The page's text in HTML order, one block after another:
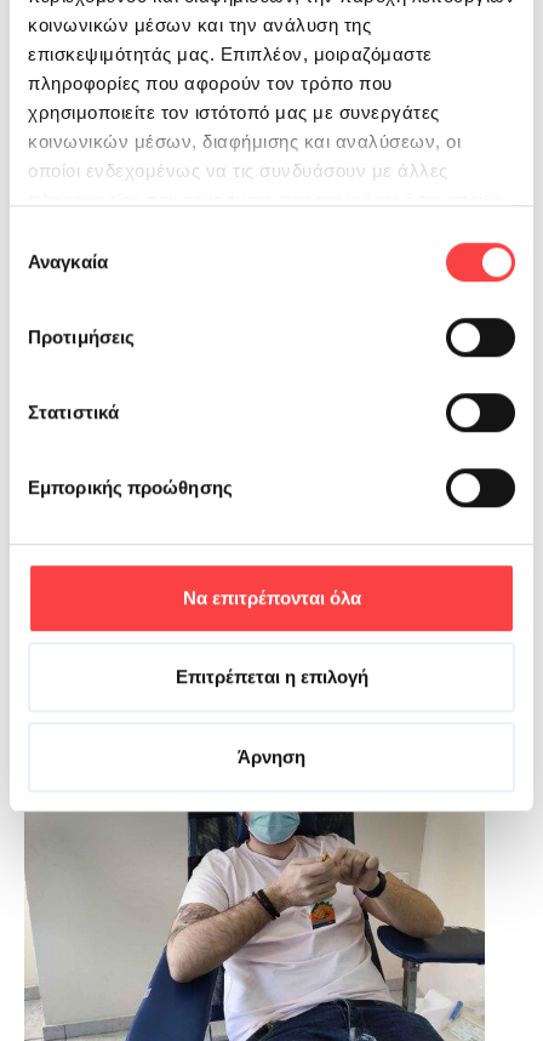
κοινωνικών μέσων και την ανάλυση της
επισκεψιμότητάς μας. Επιπλέον, μοιραζόμαστε
πληροφορίες που αφορούν τον τρόπο που
χρησιμοποιείτε τον ιστότοπό μας με συνεργάτες
κοινωνικών μέσων, διαφήμισης και αναλύσεων, οι
οποίοι ενδεχομένως να τις συνδυάσουν με άλλες
των υπηρεσιών τους.
συγκατάθεσης
Αναγκαία
Προτιμήσεις
Στατιστικά
Εμπορικής προώθησης
Να επιτρέπονται όλα
Επιτρέπεται η επιλογή
Άρνηση